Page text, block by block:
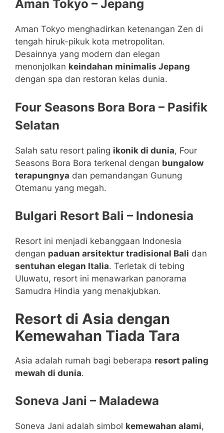
Aman Tokyo – Jepang
Aman Tokyo menghadirkan ketenangan Zen di
tengah hiruk-pikuk kota metropolitan.
Desainnya yang modern dan elegan
menonjolkan keindahan minimalis Jepang
dengan spa dan restoran kelas dunia.
Four Seasons Bora Bora – Pasifik
Selatan
Salah satu resort paling ikonik di dunia, Four
Seasons Bora Bora terkenal dengan bungalow
terapungnya dan pemandangan Gunung
Otemanu yang megah.
Bulgari Resort Bali – Indonesia
Resort ini menjadi kebanggaan Indonesia
dengan paduan arsitektur tradisional Bali dan
sentuhan elegan Italia. Terletak di tebing
Uluwatu, resort ini menawarkan panorama
Samudra Hindia yang menakjubkan.
Resort di Asia dengan
Kemewahan Tiada Tara
Asia adalah rumah bagi beberapa resort paling
mewah di dunia.
Soneva Jani – Maladewa
Soneva Jani adalah simbol kemewahan alami,